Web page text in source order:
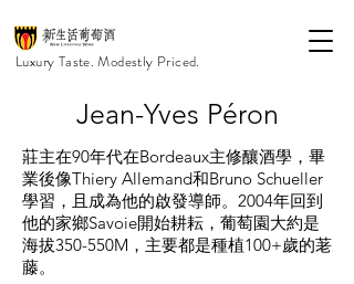
Luxury Taste. Modestly Priced.
Jean-Yves Péron
莊主在90年代在Bordeaux主修釀酒學，畢
業後像Thiery Allemand和Bruno Schueller
學習，且成為他的啟發導師。2004年回到
他的家鄉Savoie開始耕耘，葡萄園大約是
海拔350-550M，主要都是種植100+歲的荖
藤。